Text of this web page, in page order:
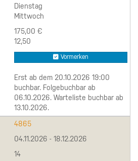
Dienstag
Mittwoch
175,00 €
12,50
Vormerken
Erst ab dem 20.10.2026 19:00
buchbar. Folgebuchbar ab
06.10.2026. Warteliste buchbar ab
13.10.2026.
4865
04.11.2026 - 18.12.2026
14